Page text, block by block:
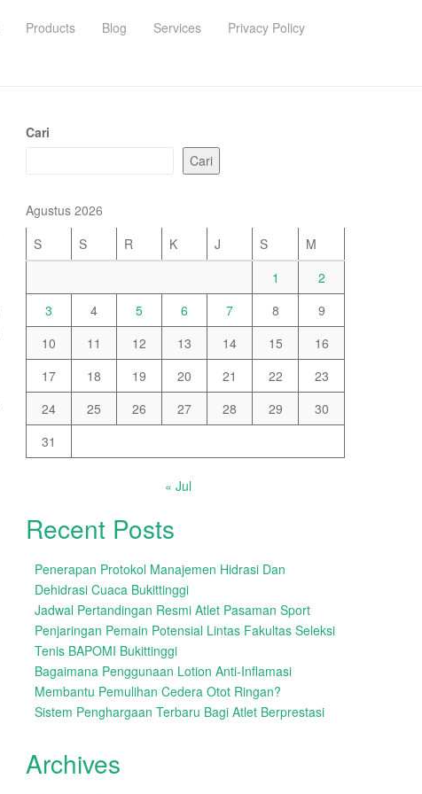
Products Blog Services Privacy Policy
Cari
Cari
Agustus 2026
S
S R K J S
M
1
2
3
4 5 6 7 8
9
10
11 12 13 14 15
16
17
18 19 20 21 22
23
24
25 26 27 28 29
30
31
« Jul
Recent Posts
Penerapan Protokol Manajemen Hidrasi Dan
Dehidrasi Cuaca Bukittinggi
Jadwal Pertandingan Resmi Atlet Pasaman Sport
Penjaringan Pemain Potensial Lintas Fakultas Seleksi
Tenis BAPOMI Bukittinggi
Bagaimana Penggunaan Lotion Anti-Inflamasi
Membantu Pemulihan Cedera Otot Ringan?
Sistem Penghargaan Terbaru Bagi Atlet Berprestasi
Archives